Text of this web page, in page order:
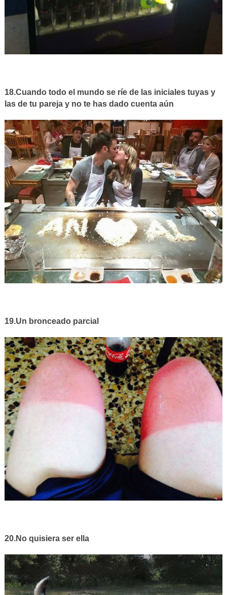
18.Cuando todo el mundo se ríe de las iniciales tuyas y
las de tu pareja y no te has dado cuenta aún
19.Un bronceado parcial
20.No quisiera ser ella